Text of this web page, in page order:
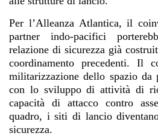
Per l’Alleanza Atlantica, il
partner indo-pacifici
relazione di sicurezza già
coordinamento precedenti. Il
militarizzazione dello spazio da
con lo sviluppo di attività di
capacità di attacco contro
quadro, i siti di lancio
sicurezza.